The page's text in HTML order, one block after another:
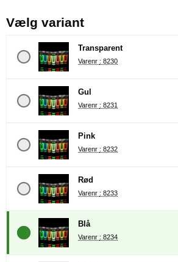
Vælg variant, (Valg af en
Transparent
Varenr : 8230
Gul
Varenr : 8231
Pink
Varenr : 8232
Rød
Varenr : 8233
Blå
Varenr : 8234